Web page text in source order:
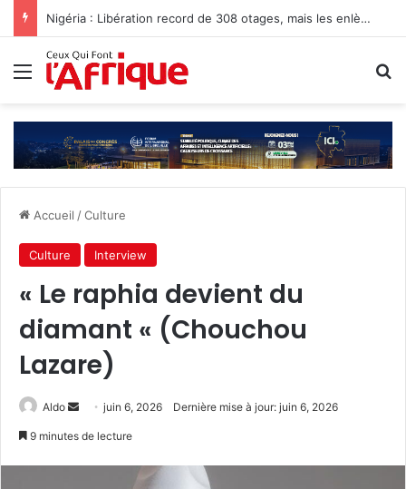
Nigéria : Libération record de 308 otages, mais les enlèvements perdurent
Menu
Accueil /Culture
Culture Interview
« Le raphia devient du
diamant « (Chouchou
Lazare)
Aldo
Envoyerjuin 6, 2026 Dernière mise à jour: juin 6, 2026
9 minutes de lecture